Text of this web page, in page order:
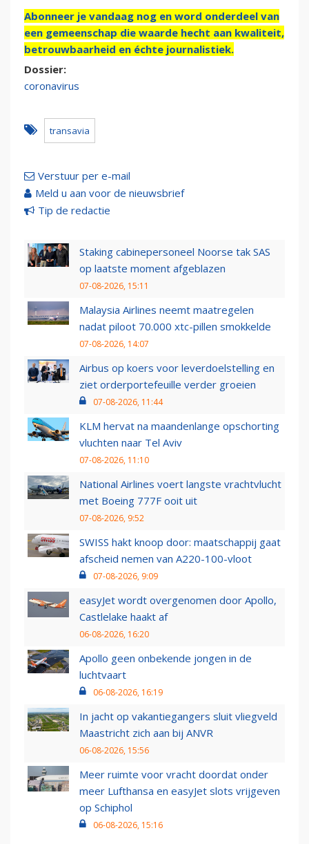
Abonneer je vandaag nog en word onderdeel van
een gemeenschap die waarde hecht aan kwaliteit,
betrouwbaarheid en échte journalistiek.
Dossier:
coronavirus
transavia
Verstuur per e-mail
Meld u aan voor de nieuwsbrief
Tip de redactie
Staking cabinepersoneel Noorse tak SAS
op laatste moment afgeblazen
07-08-2026, 15:11
Malaysia Airlines neemt maatregelen
nadat piloot 70.000 xtc-pillen smokkelde
07-08-2026, 14:07
Airbus op koers voor leverdoelstelling en
ziet orderportefeuille verder groeien
07-08-2026, 11:44
KLM hervat na maandenlange opschorting
vluchten naar Tel Aviv
07-08-2026, 11:10
National Airlines voert langste vrachtvlucht
met Boeing 777F ooit uit
07-08-2026, 9:52
SWISS hakt knoop door: maatschappij gaat
afscheid nemen van A220-100-vloot
07-08-2026, 9:09
easyJet wordt overgenomen door Apollo,
Castlelake haakt af
06-08-2026, 16:20
Apollo geen onbekende jongen in de
luchtvaart
06-08-2026, 16:19
In jacht op vakantiegangers sluit vliegveld
Maastricht zich aan bij ANVR
06-08-2026, 15:56
Meer ruimte voor vracht doordat onder
meer Lufthansa en easyJet slots vrijgeven
op Schiphol
06-08-2026, 15:16